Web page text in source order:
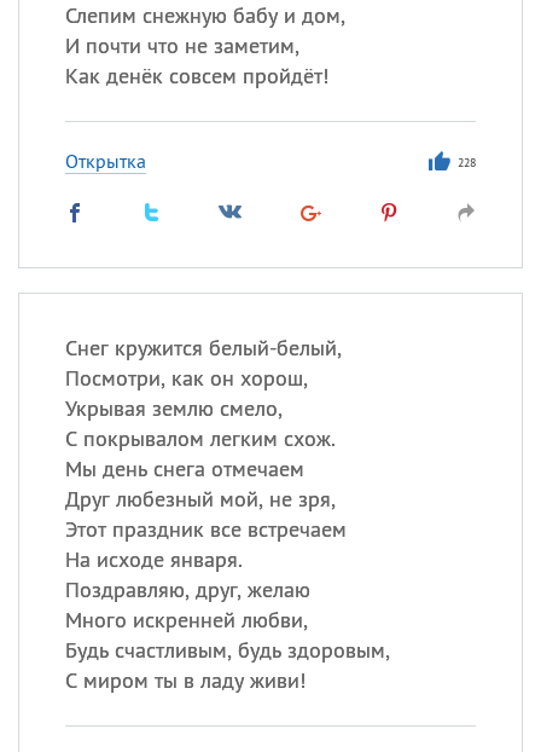
Слепим снежную бабу и дом,
И почти что не заметим,
Как денёк совсем пройдёт!
Открытка 228
Снег кружится белый-белый,
Посмотри, как он хорош,
Укрывая землю смело,
С покрывалом легким схож.
Мы день снега отмечаем
Друг любезный мой, не зря,
Этот праздник все встречаем
На исходе января.
Поздравляю, друг, желаю
Много искренней любви,
Будь счастливым, будь здоровым,
С миром ты в ладу живи!